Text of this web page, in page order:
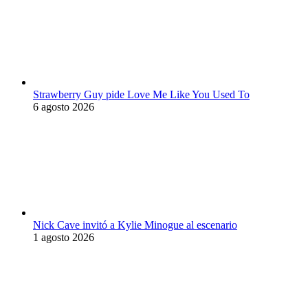
Strawberry Guy pide Love Me Like You Used To
6 agosto 2026
Nick Cave invitó a Kylie Minogue al escenario
1 agosto 2026